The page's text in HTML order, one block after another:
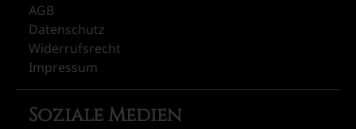
AGB
Datenschutz
Widerrufsrecht
Impressum
Soziale Medien